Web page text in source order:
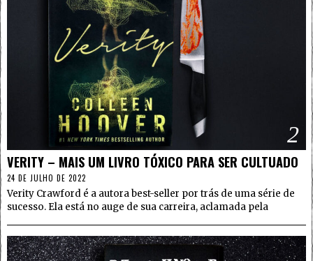
2
VERITY – MAIS UM LIVRO TÓXICO PARA SER CULTUADO
24 DE JULHO DE 2022
Verity Crawford é a autora best-seller por trás de uma série de
sucesso. Ela está no auge de sua carreira, aclamada pela